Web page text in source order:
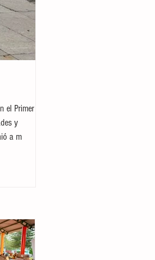
el Primer
y
a m